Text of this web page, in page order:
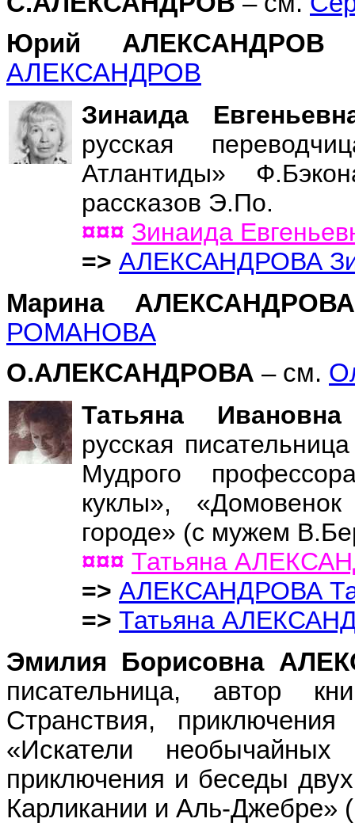
Юрий АЛЕКСАНДРОВ
АЛЕКСАНДРОВ
Зинаида
русская
Атлантиды»
рассказов Э.По.
¤¤¤ Зинаида
=> АЛЕКСАНДРОВА
Марина АЛЕКСАНДРОВА
РОМАНОВА
О.АЛЕКСАНДРОВА – см.
Татьяна
русская
Мудрого
куклы»,
городе» (с мужем
¤¤¤ Татьяна
=> АЛЕКСАНДРОВА
=> Татьяна
Эмилия Борисовна
писательница, автор
Странствия,
«Искатели
приключения и беседы
Карликании и Аль-